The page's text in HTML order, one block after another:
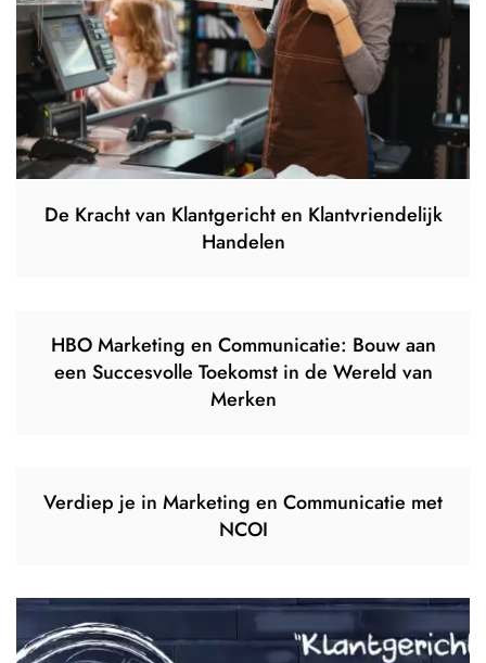
De Kracht van Klantgericht en Klantvriendelijk
Handelen
HBO Marketing en Communicatie: Bouw aan
een Succesvolle Toekomst in de Wereld van
Merken
Verdiep je in Marketing en Communicatie met
NCOI